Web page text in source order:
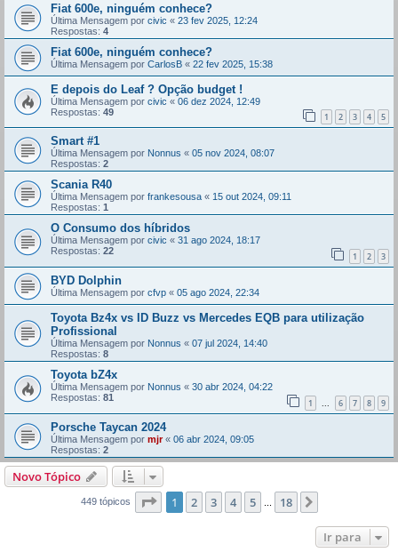
Fiat 600e, ninguém conhece?
Última Mensagem por civic « 23 fev 2025, 12:24
Respostas: 4
Fiat 600e, ninguém conhece?
Última Mensagem por CarlosB « 22 fev 2025, 15:38
E depois do Leaf ? Opção budget !
Última Mensagem por civic « 06 dez 2024, 12:49
Respostas: 49 1 2 3 4 5
Smart #1
Última Mensagem por Nonnus « 05 nov 2024, 08:07
Respostas: 2
Scania R40
Última Mensagem por frankesousa « 15 out 2024, 09:11
Respostas: 1
O Consumo dos híbridos
Última Mensagem por civic « 31 ago 2024, 18:17
Respostas: 22 1 2 3
BYD Dolphin
Última Mensagem por cfvp « 05 ago 2024, 22:34
Toyota Bz4x vs ID Buzz vs Mercedes EQB para utilização
Profissional
Última Mensagem por Nonnus « 07 jul 2024, 14:40
Respostas: 8
Toyota bZ4x
Última Mensagem por Nonnus « 30 abr 2024, 04:22
Respostas: 81 1 ... 6 7 8 9
Porsche Taycan 2024
Última Mensagem por mjr« 06 abr 2024, 09:05
Respostas: 2
Novo Tópico
449 tópicos Página de 18
1 2 3 4 5 18
Ir para